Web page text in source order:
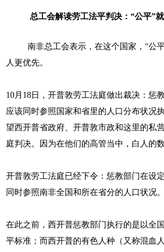
总工会解读劳工法平判决：“公平”
南非总工会表示，在这个国家，“公
人更优先。
10月18日，开普敦劳工法庭做出裁决：惩
应该同时参照国家和省里的人口分布状况
望西开普省政府、开普敦市政和这里的私
庭判决。因为在他们的高管当中，白人的
开普敦劳工法庭已经下令：惩教部门在设
同时参照南非全国和所在省分的人口状况。
在此之前，西开普惩教部门执行的是以全
平标准；而西开普的有色人种（又称混血